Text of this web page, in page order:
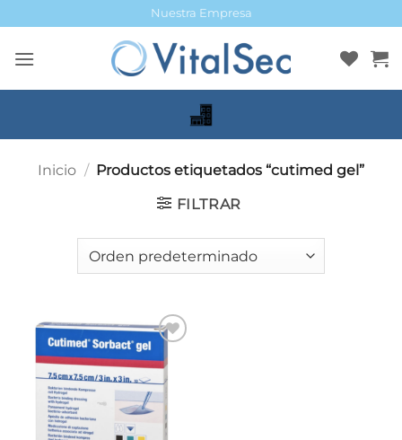
al
contenido
Nuestra Empresa
Inicio / Productos etiquetados “cutimed gel”
FILTRAR